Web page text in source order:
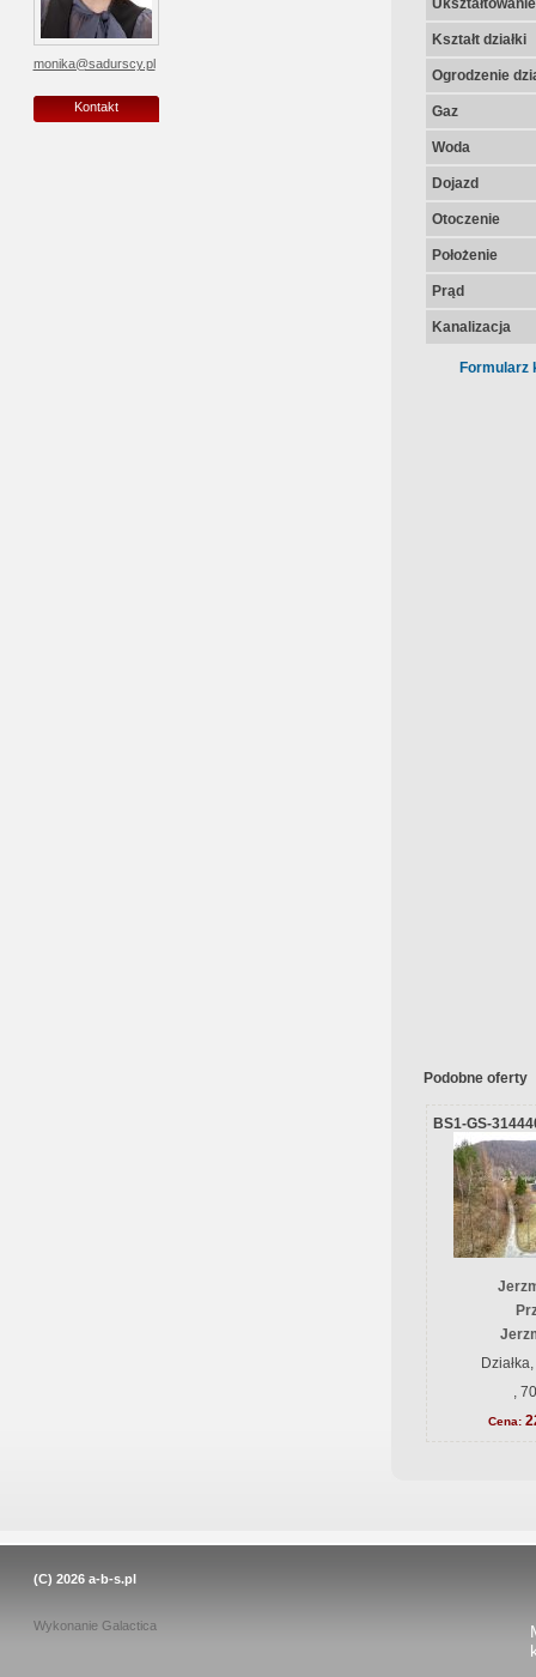
monika@sadurscy.pl
Kontakt
Kształt działki
Ogrodzenie
Gaz
Woda
Dojazd
Otoczenie
Położenie
Prąd
Kanalizacja
Formularz
Podobne oferty
BS1-GS-
,
Cena:
(C) 2026 a-b-s.pl
Wykonanie Galactica